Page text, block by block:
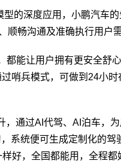
型的深度应用，小鹏汽
畅沟通及准确执行用户需
能让用户拥有更安全舒
哨兵模式，可做到24小
通过AI代驾、AI泊车，
系统便可生成定制化的
好，全国都能用，全程都